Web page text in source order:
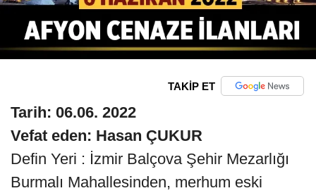
TAKİP ET
Tarih: 06.06. 2022
Vefat eden: Hasan ÇUKUR
Defin Yeri : İzmir Balçova Şehir Mezarlığı
Burmalı Mahallesinden, merhum eski